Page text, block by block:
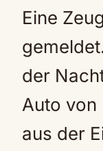
Eine
der
Auto von
aus der